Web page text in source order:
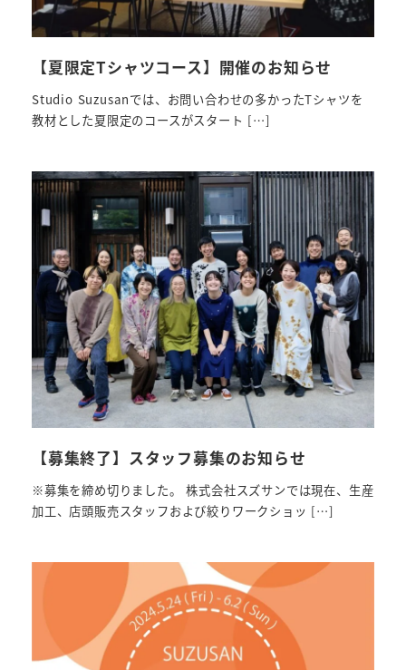
【夏限定Tシャツコース】開催のお知らせ
Studio Suzusanでは、お問い合わせの多かったTシャツを
教材とした夏限定のコースがスタート […]
【募集終了】スタッフ募集のお知らせ
※募集を締め切りました。 株式会社スズサンでは現在、生産
加工、店頭販売スタッフおよび絞りワークショッ […]